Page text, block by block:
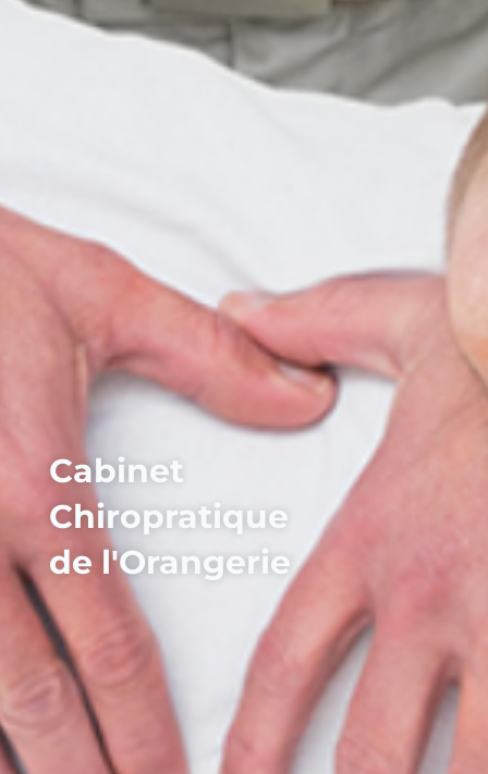
Cabinet
Chiropratique
de l'Orangerie